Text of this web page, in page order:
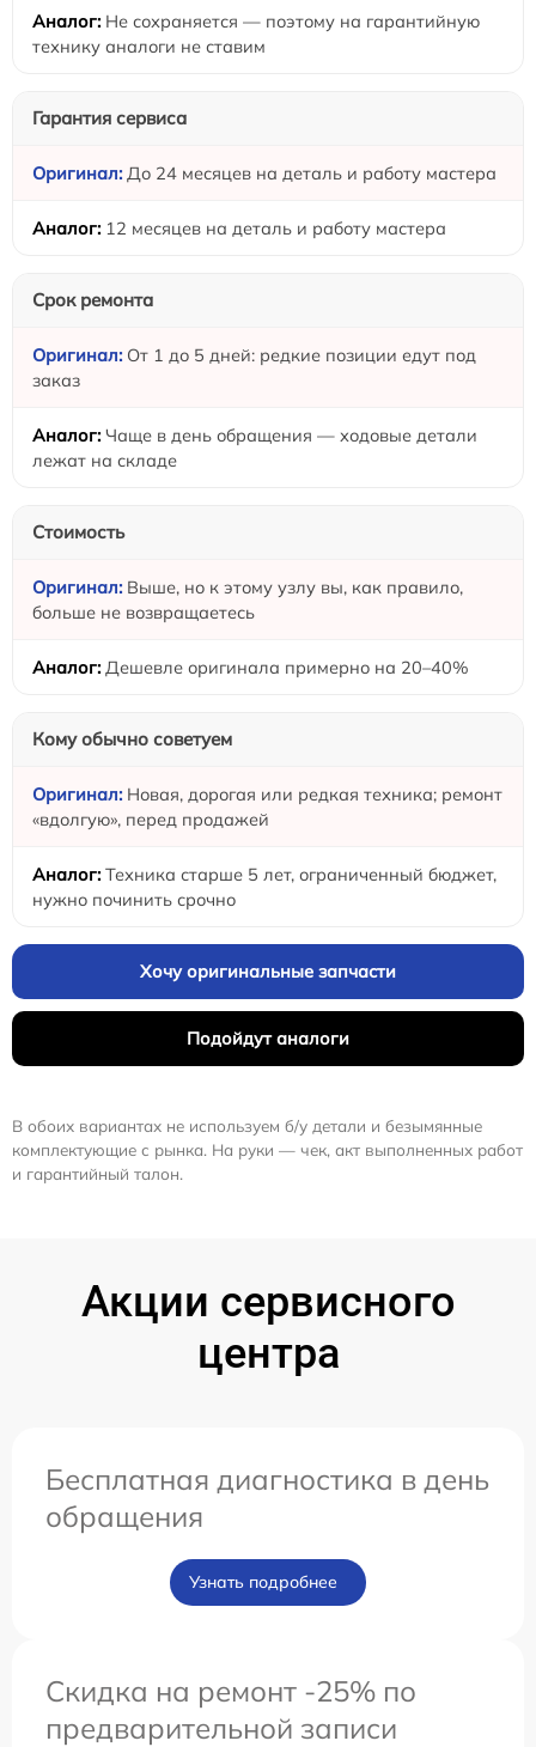
Не сохраняется — поэтому на гарантийную
технику аналоги не ставим
Гарантия сервиса
До 24 месяцев на деталь и работу мастера
12 месяцев на деталь и работу мастера
Срок ремонта
От 1 до 5 дней: редкие позиции едут под
заказ
Чаще в день обращения — ходовые детали
лежат на складе
Стоимость
Выше, но к этому узлу вы, как правило,
больше не возвращаетесь
Дешевле оригинала примерно на 20–40%
Кому обычно советуем
Новая, дорогая или редкая техника; ремонт
«вдолгую», перед продажей
Техника старше 5 лет, ограниченный бюджет,
нужно починить срочно
Хочу оригинальные запчасти
Подойдут аналоги
В обоих вариантах не используем б/у детали и безымянные
комплектующие с рынка. На руки — чек, акт выполненных работ
и гарантийный талон.
Акции сервисного
центра
Бесплатная диагностика в день
обращения
Узнать подробнее
Скидка на ремонт -25% по
предварительной записи